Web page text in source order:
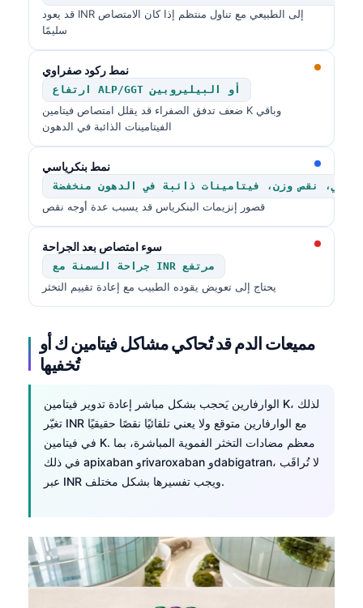
قد يعود INR إلى الطبيعي مع تناول منتظم إذا كان الامتصاص
سليمًا
نمط ركود صفراوي
ارتفاع ALP/GGT أو البيليروبين
ضعف تدفق الصفراء قد يقلل امتصاص فيتامين K وباقي
الفيتامينات الذائبة في الدهون
نمط بنكرياسي
دهني، نقص وزن، فيتامينات ذائبة في الدهون منخفضة
قصور إنزيمات البنكرياس قد يسبب عدة أوجه نقص
سوء امتصاص بعد الجراحة
جراحة السمنة مع INR مرتفع
يحتاج إلى تعويض يقوده الطبيب مع إعادة تقييم التخثر
مميعات الدم قد تُحاكي مشاكل فيتامين ك أو
تُخفيها
الوارفارين يَحجب بشكل مباشر إعادة تدوير فيتامين K، لذلك
تغيّر INR مع الوارفارين متوقع ولا يعني تلقائيًا نقصًا حقيقيًا
في فيتامين K. معظم مضادات التخثر الفموية المباشرة، بما
في ذلك apixaban وrivaroxaban وdabigatran، لا تُراقَب
عبر INR ويجب تفسيرها بشكل مختلف.
简体中文
فارسی
Nederlands
हिन्दी
Bahasa Indonesia
Íslenska
Српски језик
Svenska
Bosanski
Azərbaycan dili
Eesti
日本語
Čeština
ქართული
Русский
Lietuvių kalba
Polski
Slovenščina